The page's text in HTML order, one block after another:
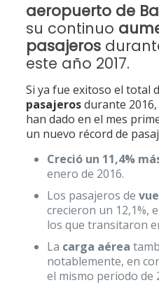
aeropuerto de
su continuo
pasajeros
este año 2017.
Si ya fue exitoso el total
pasajerosdurante 2016,
han dado en el mes
un nuevo récord de
Creció un 11,4%
enero de 2016.
Los pasajeros de
crecieron un 12,1%,
los que transitaron
La carga aérea
notablemente, en
el mismo periodo de